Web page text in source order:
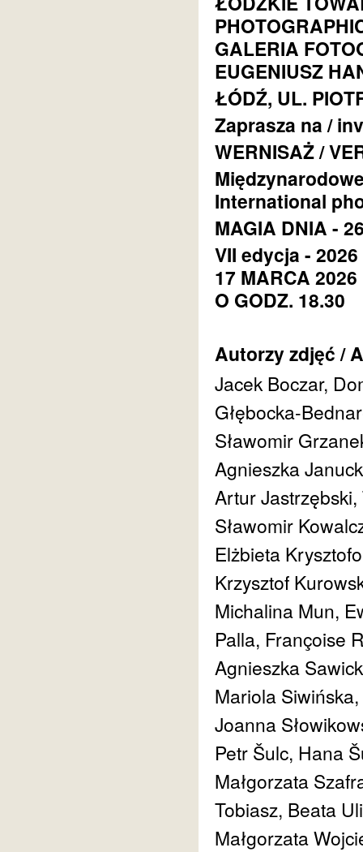
GALERIA
EUGENIUSZ
ŁÓDŹ, UL.
Zaprasza na /
WERNISAŻ /
International
MAGIA DNIA -
VII edycja -
17 MARCA
O GODZ. 18.30
Autorzy zdjęć /
Jacek Boczar,
Głębocka-
Sławomir
Agnieszka
Artur
Sławomir
Elżbieta
Krzysztof
Michalina Mun,
Palla, Françoise
Agnieszka
Mariola
Joanna
Petr Šulc, Hana
Małgorzata
Tobiasz, Beata
Małgorzata